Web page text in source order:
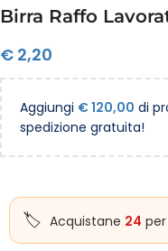
Birra Raffo
€ 2,20
Aggiungi €120,00 di
spedizione gratuita!
Acquistane 24